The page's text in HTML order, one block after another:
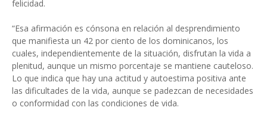
felicidad.
“Esa afirmación es cónsona en relación al desprendimiento
que manifiesta un 42 por ciento de los dominicanos, los
cuales, independientemente de la situación, disfrutan la vida a
plenitud, aunque un mismo porcentaje se mantiene cauteloso.
Lo que indica que hay una actitud y autoestima positiva ante
las dificultades de la vida, aunque se padezcan de necesidades
o conformidad con las condiciones de vida.